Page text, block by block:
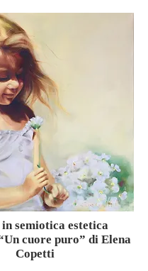
semiotica estetica
cuore puro” di Elena
Copetti